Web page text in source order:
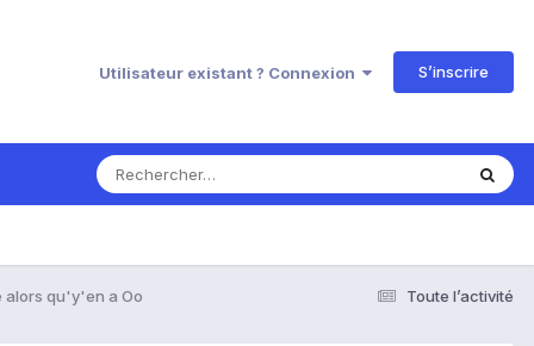
Utilisateur existant ? Connexion S’inscrire
Toute l’activité
alors qu'y'en a Oo